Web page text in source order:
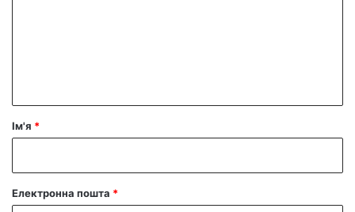
р
Ім'я *
Електронна пошта *